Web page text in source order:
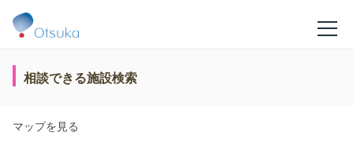
相談できる施設検索
マップを見る